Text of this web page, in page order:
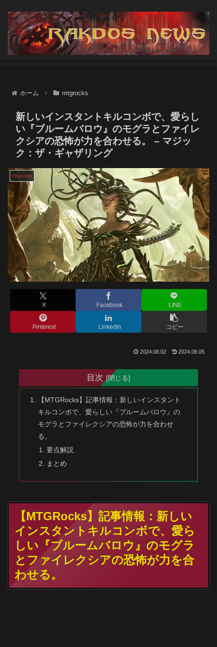
ホーム mtgrocks
新しいインスタントキルコンボで、愛らし
い『ブルームバロウ』のモグラとファイレ
クシアの恐怖が力を合わせる。 – マジッ
ク：ザ・ギャザリング
mtgrocks
X Facebook LINE
Pinterest LinkedIn コピー
2024.08.02 2024.08.05
目次
【MTGRocks】記事情報：新しいインスタント
キルコンボで、愛らしい『ブルームバロウ』の
モグラとファイレクシアの恐怖が力を合わせ
る。
要点解説
まとめ
【MTGRocks】記事情報：新しい
インスタントキルコンボで、愛ら
しい『ブルームバロウ』のモグラ
とファイレクシアの恐怖が力を合
わせる。